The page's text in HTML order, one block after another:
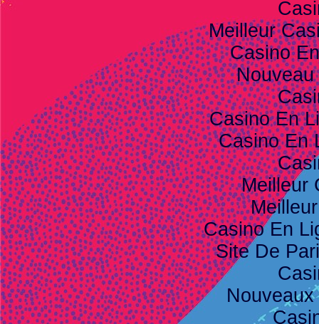
Meilleur
Casino
Casino En
Casino En
Meilleur
Casino En
Site De